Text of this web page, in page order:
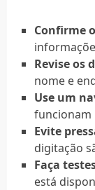
Confirme
Revise os
nome e
Use um
funcionam
Evite
digitação
Faça
está